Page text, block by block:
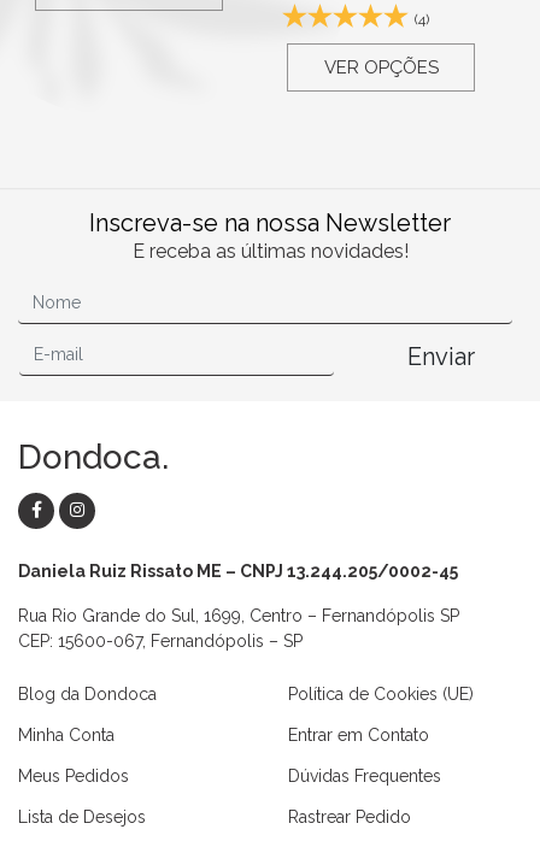
(4)
VER OPÇÕES
Inscreva-se na nossa Newsletter
E receba as últimas novidades!
Enviar
Dondoca.
Daniela Ruiz Rissato ME – CNPJ 13.244.205/0002-45
Rua Rio Grande do Sul, 1699, Centro – Fernandópolis SP
CEP: 15600-067, Fernandópolis – SP
Blog da Dondoca
Minha Conta
Meus Pedidos
Lista de Desejos
Política de Cookies (UE)
Entrar em Contato
Dúvidas Frequentes
Rastrear Pedido